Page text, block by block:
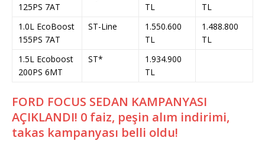
125PS 7AT
TL
TL
1.0L EcoBoost
155PS 7AT
ST-Line
1.550.600
TL
1.488.800
TL
1.5L Ecoboost
200PS 6MT
ST*
1.934.900
TL
FORD FOCUS SEDAN KAMPANYASI
AÇIKLANDI! 0 faiz, peşin alım indirimi,
takas kampanyası belli oldu!